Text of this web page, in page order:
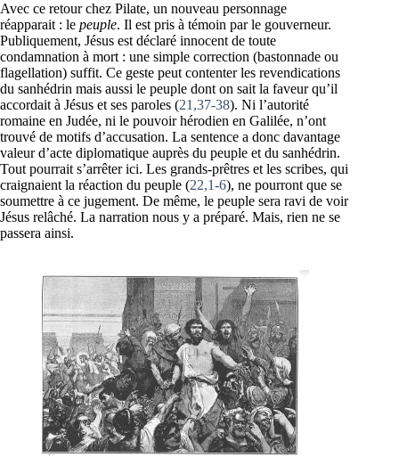
Avec ce retour chez Pilate, un nouveau personnage
réapparait : le peuple. Il est pris à témoin par le gouverneur.
Publiquement, Jésus est déclaré innocent de toute
condamnation à mort : une simple correction (bastonnade ou
flagellation) suffit. Ce geste peut contenter les revendications
du sanhédrin mais aussi le peuple dont on sait la faveur qu’il
accordait à Jésus et ses paroles (21,37-38). Ni l’autorité
romaine en Judée, ni le pouvoir hérodien en Galilée, n’ont
trouvé de motifs d’accusation. La sentence a donc davantage
valeur d’acte diplomatique auprès du peuple et du sanhédrin.
Tout pourrait s’arrêter ici. Les grands-prêtres et les scribes, qui
craignaient la réaction du peuple (22,1-6), ne pourront que se
soumettre à ce jugement. De même, le peuple sera ravi de voir
Jésus relâché. La narration nous y a préparé. Mais, rien ne se
passera ainsi.